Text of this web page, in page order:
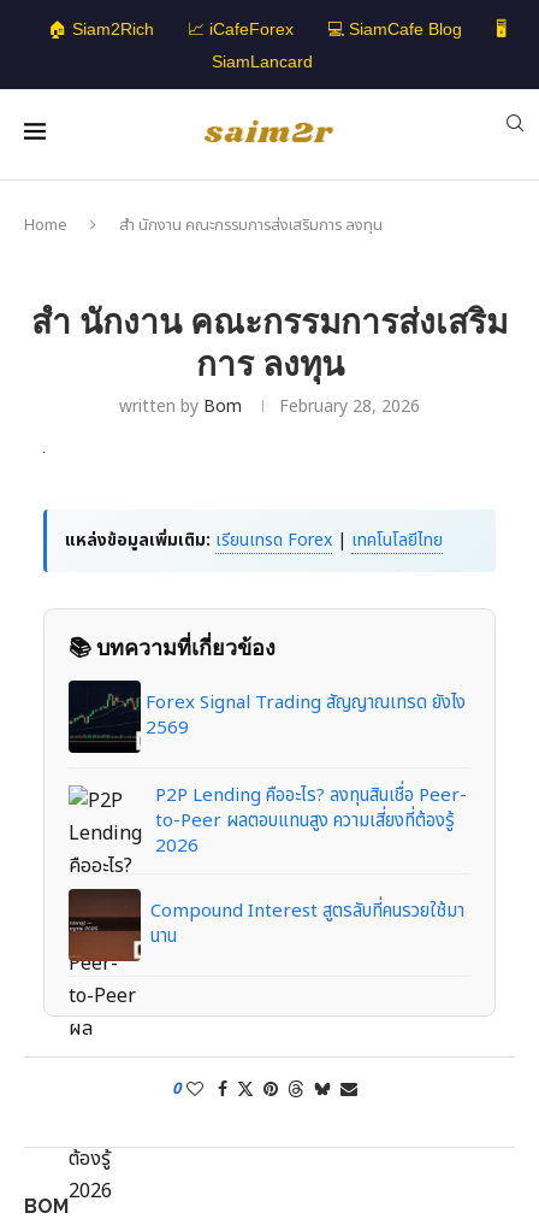
🏠 Siam2Rich 📈 iCafeForex 💻 SiamCafe Blog
🖥️
SiamLancard
Home สํา นักงาน คณะกรรมการส่งเสริมการ ลงทุน
สํา นักงาน คณะกรรมการส่งเสริม
การ ลงทุน
written by Bom February 28, 2026
แหล่งข้อมูลเพิ่มเติม: เรียนเทรด Forex | เทคโนโลยีไทย
📚 บทความที่เกี่ยวข้อง
Forex Signal Trading สัญญาณเทรด ยังไง
2569
P2P Lending คืออะไร? ลงทุนสินเชื่อ Peer-
to-Peer ผลตอบแทนสูง ความเสี่ยงที่ต้องรู้
2026
Compound Interest สูตรลับที่คนรวยใช้มา
นาน
0
BOM